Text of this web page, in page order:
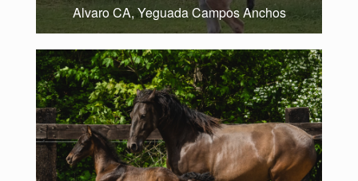
Alvaro CA, Yeguada Campos Anchos